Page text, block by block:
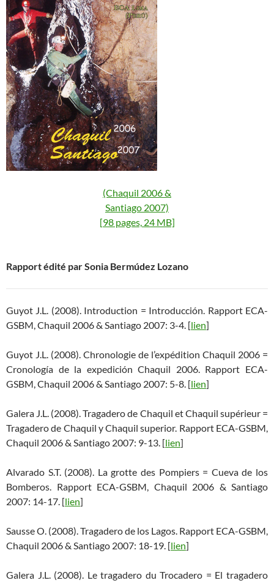
(Chaquil 2006 &
Santiago 2007)
[98 pages, 24 MB]
Rapport édité par Sonia Bermúdez Lozano
Guyot J.L. (2008). Introduction = Introducción. Rapport ECA-
GSBM, Chaquil 2006 & Santiago 2007: 3-4. [lien]
Guyot J.L. (2008). Chronologie de l’expédition Chaquil 2006 =
Cronología de la expedición Chaquil 2006. Rapport ECA-
GSBM, Chaquil 2006 & Santiago 2007: 5-8. [lien]
Galera J.L. (2008). Tragadero de Chaquil et Chaquil supérieur =
Tragadero de Chaquil y Chaquil superior. Rapport ECA-GSBM,
Chaquil 2006 & Santiago 2007: 9-13. [lien]
Alvarado S.T. (2008). La grotte des Pompiers = Cueva de los
Bomberos. Rapport ECA-GSBM, Chaquil 2006 & Santiago
2007: 14-17. [lien]
Sausse O. (2008). Tragadero de los Lagos. Rapport ECA-GSBM,
Chaquil 2006 & Santiago 2007: 18-19. [lien]
Galera J.L. (2008). Le tragadero du Trocadero = El tragadero